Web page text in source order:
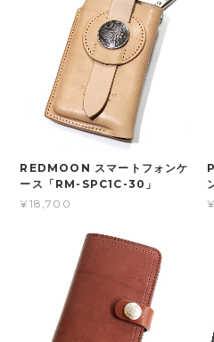
REDMOON スマートフォンケ
ース「RM-SPC1C-30」
¥18,700